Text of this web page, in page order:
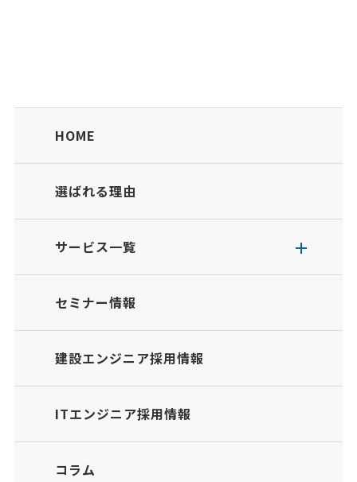
HOME
選ばれる理由
サービス一覧
セミナー情報
建設エンジニア採用情報
ITエンジニア採用情報
コラム